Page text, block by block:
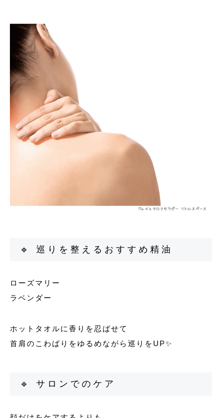
🔹 巡りを整えるおすすめ精油
ローズマリー
ラベンダー
ホットタオルに香りを忍ばせて
首肩のこわばりをゆるめながら巡りをUP✨
🔹 サロンでのケア